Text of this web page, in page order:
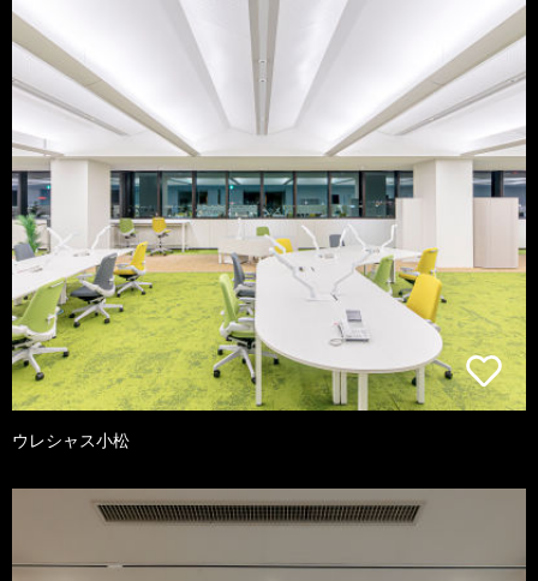
ウレシャス小松